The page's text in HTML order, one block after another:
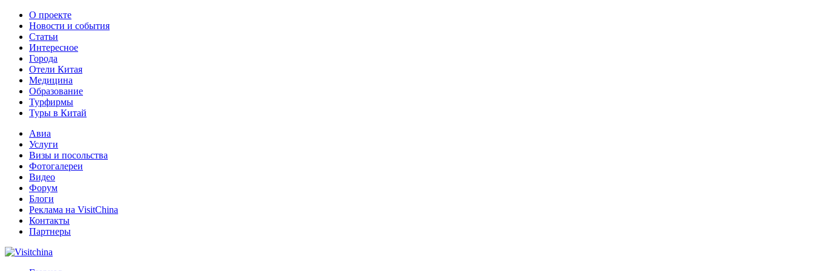
О проекте
Новости и события
Статьи
Интересное
Города
Отели Китая
Медицина
Образование
Турфирмы
Туры в Китай
Авиа
Услуги
Визы и посольства
Фотогалереи
Видео
Форум
Блоги
Реклама на VisitChina
Контакты
Партнеры